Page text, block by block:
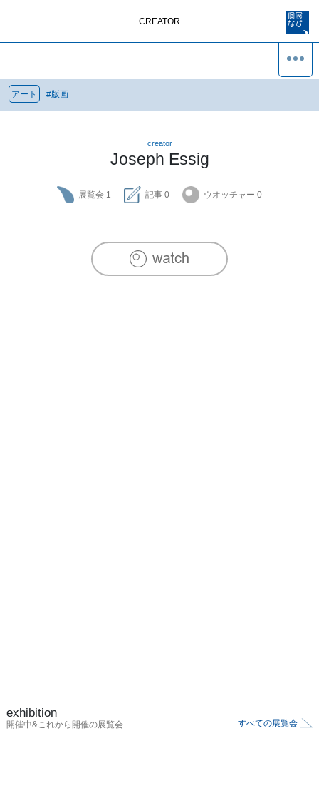
CREATOR
アート #版画
creator
Joseph Essig
展覧会 1 記事 0 ウオッチャー 0
exhibition
開催中&これから開催の展覧会 すべての展覧会